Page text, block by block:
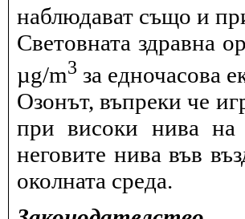
наблюдават също и
Световната здравна
µg/m3 за едночасова
Озонът, въпреки че
при високи нива на
неговите нива във
околната среда.